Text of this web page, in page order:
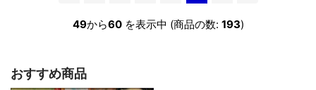
49から60を表示中 (商品の数: 193)
おすすめ商品